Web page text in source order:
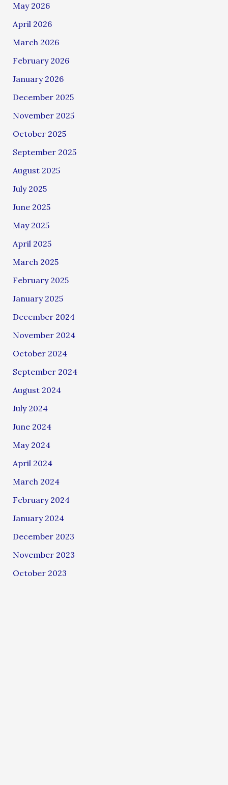
May 2026
April 2026
March 2026
February 2026
January 2026
December 2025
November 2025
October 2025
September 2025
August 2025
July 2025
June 2025
May 2025
April 2025
March 2025
February 2025
January 2025
December 2024
November 2024
October 2024
September 2024
August 2024
July 2024
June 2024
May 2024
April 2024
March 2024
February 2024
January 2024
December 2023
November 2023
October 2023